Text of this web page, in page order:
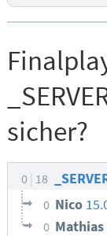
sicher?
0 18
0 Nico
0